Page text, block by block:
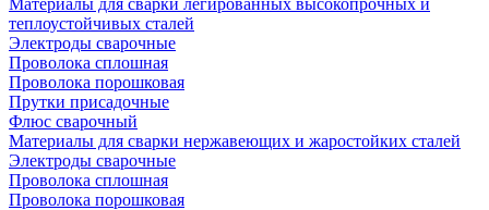
Материалы для сварки легированных высокопрочных и
теплоустойчивых сталей
Электроды сварочные
Проволока сплошная
Проволока порошковая
Прутки присадочные
Флюс сварочный
Материалы для сварки нержавеющих и жаростойких сталей
Электроды сварочные
Проволока сплошная
Проволока порошковая